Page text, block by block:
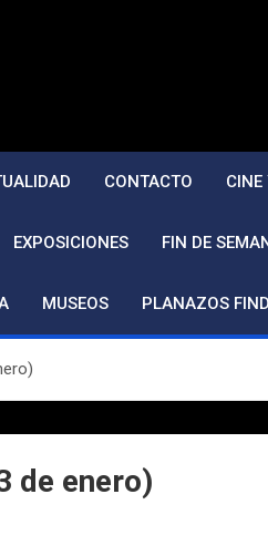
CONTACTO CINE
EXPOSICIONES FIN DE
MUSEOS PLANAZOS
de enero)